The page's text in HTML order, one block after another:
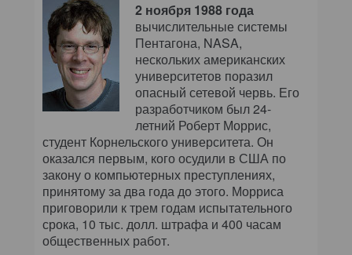
2 ноября 1988 года
вычислительные системы
Пентагона, NASA,
нескольких американских
университетов поразил
опасный сетевой червь. Его
разработчиком был 24-
летний Роберт Моррис,
студент Корнельского университета. Он
оказался первым, кого осудили в США по
закону о компьютерных преступлениях,
принятому за два года до этого. Морриса
приговорили к трем годам испытательного
срока, 10 тыс. долл. штрафа и 400 часам
общественных работ.